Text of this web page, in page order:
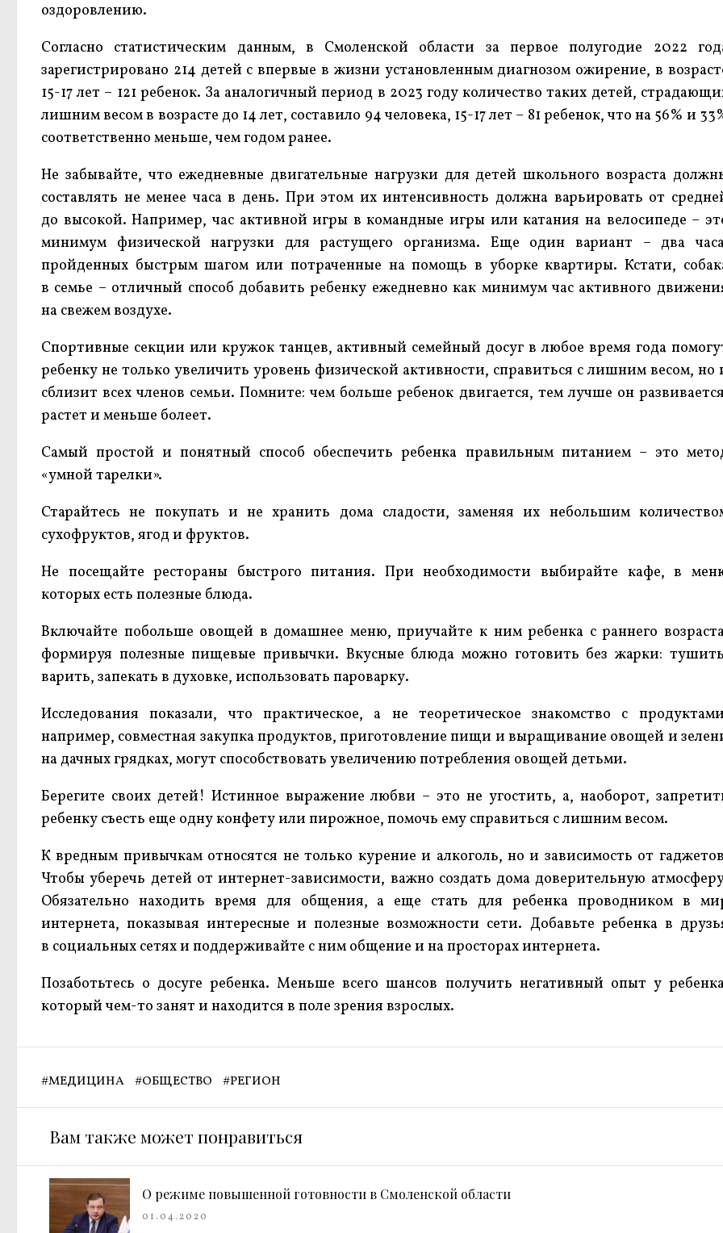
оздоровлению.
Согласно статистическим данным, в Смоленской области за первое полугодие 2022
зарегистрировано 214 детей с впервые в жизни установленным диагнозом ожирение, в
15-17 лет – 121 ребенок. За аналогичный период в 2023 году количество таких детей,
лишним весом в возрасте до 14 лет, составило 94 человека, 15-17 лет – 81 ребенок, что на 56% и
соответственно меньше, чем годом ранее.
Не забывайте, что ежедневные двигательные нагрузки для детей школьного возраста
составлять не менее часа в день. При этом их интенсивность должна варьировать от
до высокой. Например, час активной игры в командные игры или катания на велосипеде –
минимум физической нагрузки для растущего организма. Еще один вариант – два
пройденных быстрым шагом или потраченные на помощь в уборке квартиры. Кстати,
в семье – отличный способ добавить ребенку ежедневно как минимум час активного
на свежем воздухе.
Спортивные секции или кружок танцев, активный семейный досуг в любое время года
ребенку не только увеличить уровень физической активности, справиться с лишним весом, но
сблизит всех членов семьи. Помните: чем больше ребенок двигается, тем лучше он
растет и меньше болеет.
Самый простой и понятный способ обеспечить ребенка правильным питанием – это
«умной тарелки».
Старайтесь не покупать и не хранить дома сладости, заменяя их небольшим
сухофруктов, ягод и фруктов.
Не посещайте рестораны быстрого питания. При необходимости выбирайте кафе, в
которых есть полезные блюда.
Включайте побольше овощей в домашнее меню, приучайте к ним ребенка с раннего
формируя полезные пищевые привычки. Вкусные блюда можно готовить без жарки:
варить, запекать в духовке, использовать пароварку.
Исследования показали, что практическое, а не теоретическое знакомство с
например, совместная закупка продуктов, приготовление пищи и выращивание овощей и
на дачных грядках, могут способствовать увеличению потребления овощей детьми.
Берегите своих детей! Истинное выражение любви – это не угостить, а, наоборот,
ребенку съесть еще одну конфету или пирожное, помочь ему справиться с лишним весом.
К вредным привычкам относятся не только курение и алкоголь, но и зависимость от
Чтобы уберечь детей от интернет-зависимости, важно создать дома доверительную
Обязательно находить время для общения, а еще стать для ребенка проводником в
интернета, показывая интересные и полезные возможности сети. Добавьте ребенка в
в социальных сетях и поддерживайте с ним общение и на просторах интернета.
Позаботьтесь о досуге ребенка. Меньше всего шансов получить негативный опыт у
который чем-то занят и находится в поле зрения взрослых.
#МЕДИЦИНА #ОБЩЕСТВО #РЕГИОН
Вам также может понравиться
О режиме повышенной готовности в Смоленской области
01.04.2020